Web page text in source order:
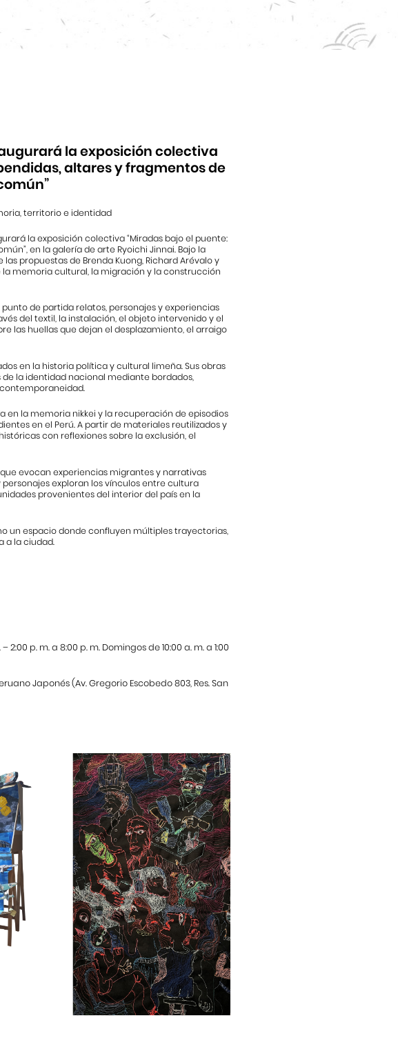
la exposición colectiva
altares y fragmentos de
territorio e identidad
la exposición colectiva “Miradas bajo el puente:
en la galería de arte Ryoichi Jinnai. Bajo la
propuestas de Brenda Kuong, Richard Arévalo y
la memoria cultural, la migración y la construcción
de partida relatos, personajes y experiencias
del textil, la instalación, el objeto intervenido y el
las huellas que dejan el desplazamiento, el arraigo
en la historia política y cultural limeña. Sus obras
la identidad nacional mediante bordados,
en la memoria nikkei y la recuperación de episodios
en el Perú. A partir de materiales reutilizados y
con reflexiones sobre la exclusión, el
evocan experiencias migrantes y narrativas
personajes exploran los vínculos entre cultura
provenientes del interior del país en la
un espacio donde confluyen múltiples trayectorias,
a la ciudad.
p. m. a 8:00 p. m. Domingos de 10:00 a. m. a 1:00
Japonés (Av. Gregorio Escobedo 803, Res. San